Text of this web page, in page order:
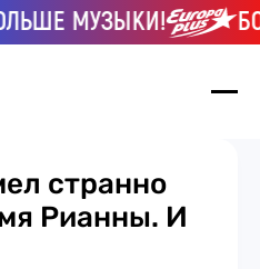
МУЗЫКИ!
странно
Рианны. И